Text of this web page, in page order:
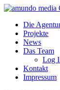
Die
Projekte
News
Das Team
Log
Kontakt
Impressum